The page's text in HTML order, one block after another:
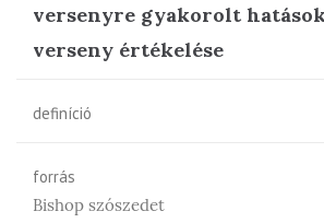
versenyre gyakorolt
verseny értékelése
definíció
forrás
Bishop szószedet